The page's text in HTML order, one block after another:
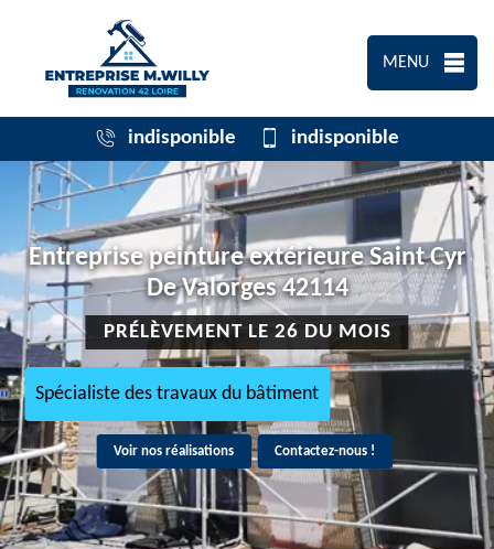
MENU
indisponible indisponible
Entreprise peinture extérieure Saint Cyr
De Valorges 42114
PRÉLÈVEMENT LE 26 DU MOIS
Spécialiste des travaux du bâtiment
Voir nos réalisations Contactez-nous !